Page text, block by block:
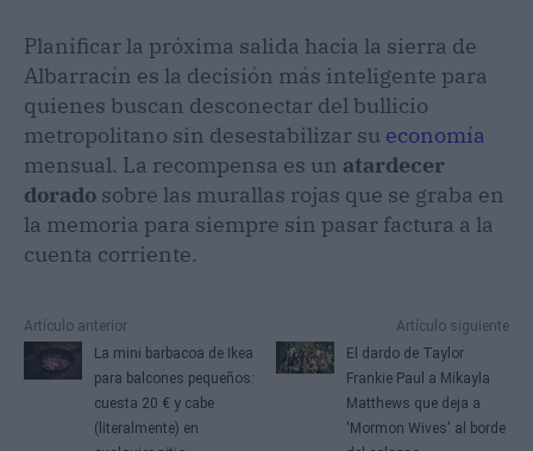
Planificar la próxima salida hacia la sierra de
Albarracín es la decisión más inteligente para
quienes buscan desconectar del bullicio
metropolitano sin desestabilizar su economía
mensual. La recompensa es un atardecer
dorado sobre las murallas rojas que se graba en
la memoria para siempre sin pasar factura a la
cuenta corriente.
Artículo anterior
La mini barbacoa de Ikea
para balcones pequeños:
cuesta 20 € y cabe
(literalmente) en
Artículo siguiente
El dardo de Taylor
Frankie Paul a Mikayla
Matthews que deja a
'Mormon Wives' al borde